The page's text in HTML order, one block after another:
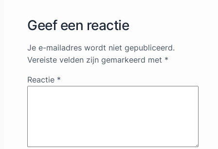
Geef een reactie
Je e-mailadres wordt niet gepubliceerd.
Vereiste velden zijn gemarkeerd met *
Reactie *